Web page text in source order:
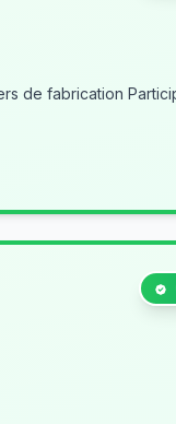
de fabrication